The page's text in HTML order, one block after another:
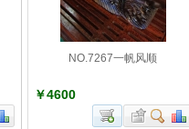
NO.7267一帆风顺
￥4600